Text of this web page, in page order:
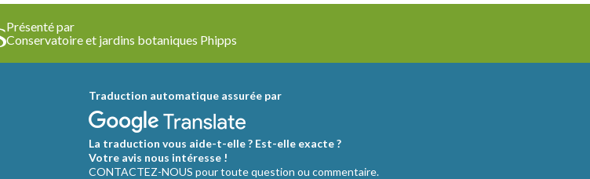
Présenté par
Conservatoire et jardins botaniques Phipps
Traduction automatique assurée par
La traduction vous aide-t-elle ? Est-elle exacte ?
Votre avis nous intéresse !
CONTACTEZ-NOUS pour toute question ou commentaire.